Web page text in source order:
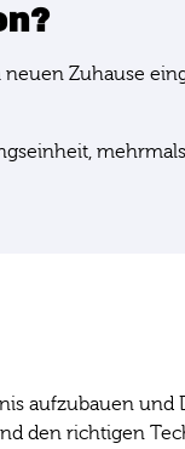
Zuhause
aufzubauen und
den richtigen